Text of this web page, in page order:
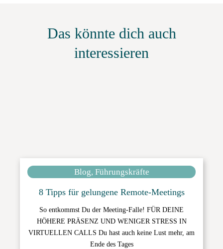
Das könnte dich auch
interessieren
Blog, Führungskräfte
8 Tipps für gelungene Remote-Meetings
So entkommst Du der Meeting-Falle! FÜR DEINE
HÖHERE PRÄSENZ UND WENIGER STRESS IN
VIRTUELLEN CALLS Du hast auch keine Lust mehr, am
Ende des Tages